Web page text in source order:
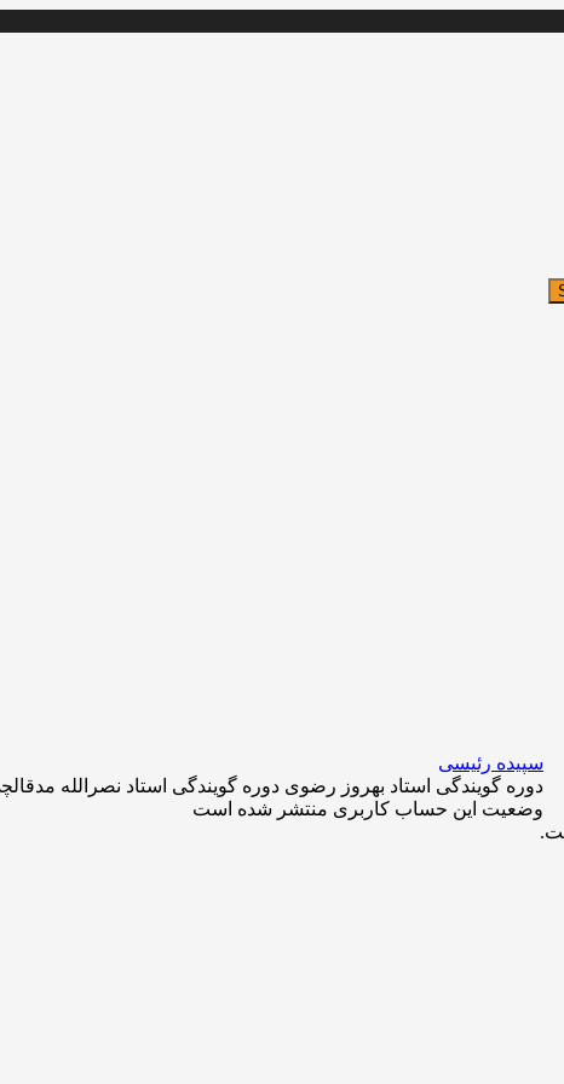
سپیده رئیسی
دوره گویندگی استاد بهروز رضوی دوره گویندگی استاد نصرالله
وضعیت این حساب کاربری منتشر شده است